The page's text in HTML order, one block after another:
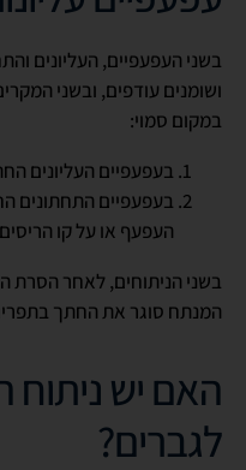
בשני העפעפיים, העליונים
ושומנים עודפים, ובשני
במקום סמוי:
בעפעפיים העליונים
בעפעפיים התחתונים
העפעף או על קו
בשני הניתוחים, לאחר הסרת
המנתח סוגר את החתך
האם יש
לגברים?